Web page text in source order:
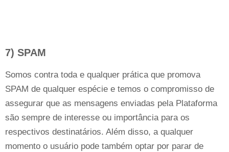
7) SPAM
Somos contra toda e qualquer prática que promova
SPAM de qualquer espécie e temos o compromisso de
assegurar que as mensagens enviadas pela Plataforma
são sempre de interesse ou importância para os
respectivos destinatários. Além disso, a qualquer
momento o usuário pode também optar por parar de